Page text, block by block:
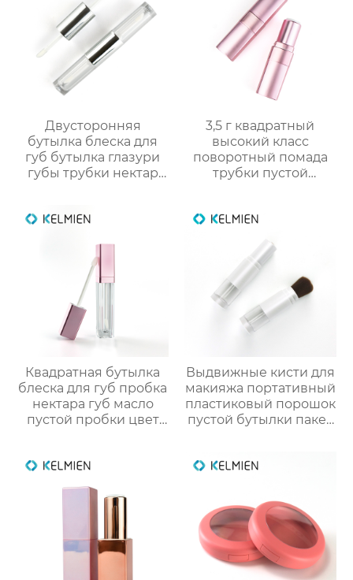
Двусторонняя
бутылка блеска для
губ бутылка глазури
губы трубки нектар
косметической
3,5 г квадратный
высокий класс
поворотный помада
трубки пустой
Квадратная бутылка
блеска для губ пробка
нектара губ масло
пустой пробки цвет
Выдвижные кисти для
макияжа портативный
пластиковый порошок
пустой бутылки пакет